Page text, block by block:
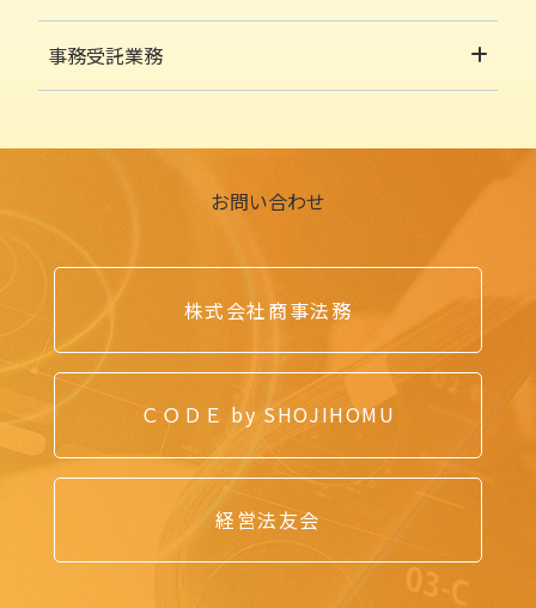
事務受託業務
お問い合わせ
株式会社商事法務
ＣＯＤＥ by SHOJIHOMU
経営法友会